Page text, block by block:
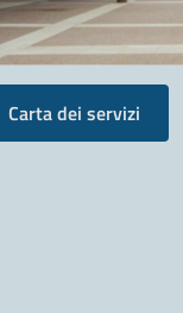
Carta dei servizi